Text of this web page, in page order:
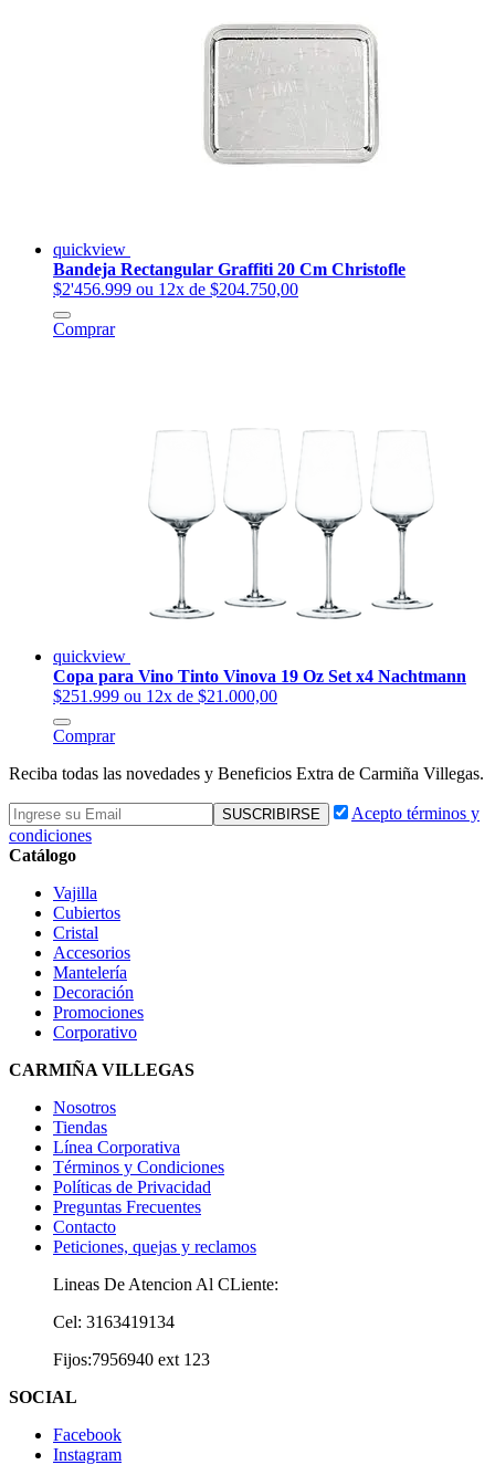
quickview
Bandeja Rectangular Graffiti 20 Cm Christofle
$2'456.999 ou 12x de $204.750,00
Comprar
quickview
Copa para Vino Tinto Vinova 19 Oz Set x4 Nachtmann
$251.999 ou 12x de $21.000,00
Comprar
Reciba todas las novedades y Beneficios Extra de Carmiña Villegas.
Acepto términos y
condiciones
Catálogo
Vajilla
Cubiertos
Cristal
Accesorios
Mantelería
Decoración
Promociones
Corporativo
CARMIÑA VILLEGAS
Nosotros
Tiendas
Línea Corporativa
Términos y Condiciones
Políticas de Privacidad
Preguntas Frecuentes
Contacto
Peticiones, quejas y reclamos
Lineas De Atencion Al CLiente:
Cel: 3163419134
Fijos:7956940 ext 123
SOCIAL
Facebook
Instagram